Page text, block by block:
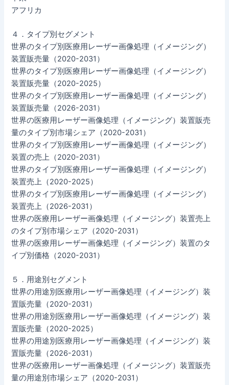
アフリカ
４．タイプ別セグメント
世界のタイプ別医療用レーザー画像処理（イメージング）
装置販売量（2020-2031）
世界のタイプ別医療用レーザー画像処理（イメージング）
装置販売量（2020-2025）
世界のタイプ別医療用レーザー画像処理（イメージング）
装置販売量（2026-2031）
世界の医療用レーザー画像処理（イメージング）装置販売
量のタイプ別市場シェア（2020-2031）
世界のタイプ別医療用レーザー画像処理（イメージング）
装置の売上（2020-2031）
世界のタイプ別医療用レーザー画像処理（イメージング）
装置売上（2020-2025）
世界のタイプ別医療用レーザー画像処理（イメージング）
装置売上（2026-2031）
世界の医療用レーザー画像処理（イメージング）装置売上
のタイプ別市場シェア（2020-2031）
世界の医療用レーザー画像処理（イメージング）装置のタ
イプ別価格（2020-2031）
５．用途別セグメント
世界の用途別医療用レーザー画像処理（イメージング）装
置販売量（2020-2031）
世界の用途別医療用レーザー画像処理（イメージング）装
置販売量（2020-2025）
世界の用途別医療用レーザー画像処理（イメージング）装
置販売量（2026-2031）
世界の医療用レーザー画像処理（イメージング）装置販売
量の用途別市場シェア（2020-2031）